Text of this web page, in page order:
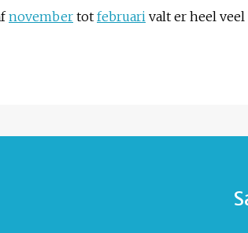
november tot februari valt er heel veel